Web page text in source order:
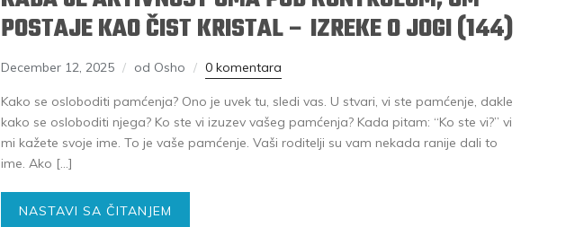
POSTAJE KAO ČIST KRISTAL – IZREKE O JOGI (144)
December 12, 2025 od Osho 0 komentara
Kako se osloboditi pamćenja? Ono je uvek tu, sledi vas. U stvari, vi ste pamćenje, dakle
kako se osloboditi njega? Ko ste vi izuzev vašeg pamćenja? Kada pitam: “Ko ste vi?” vi
mi kažete svoje ime. To je vaše pamćenje. Vaši roditelji su vam nekada ranije dali to
ime. Ako […]
NASTAVI SA ČITANJEM